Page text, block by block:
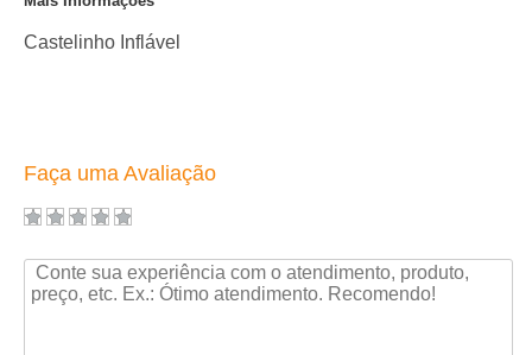
Castelinho Inflável
Faça uma Avaliação